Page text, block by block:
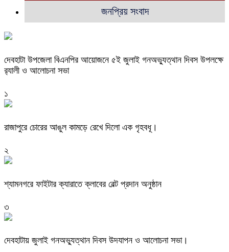
জনপ্রিয় সংবাদ
দেবহাটা উপজেলা বিএনপির আয়োজনে ৫ই জুলাই গনঅভ্যুত্থান দিবস উপলক্ষে
র‍্যালী ও আলোচনা সভা
১
রাজাপুরে চোরের আঙুল কামড়ে রেখে দিলো এক গৃহবধূ।
২
শ্যামনগরে ফাইটার ক্যারাতে ক্লাবের বেল্ট প্রদান অনুষ্ঠান
৩
দেবহাটায় জুলাই গনঅভ্যুত্থান দিবস উদযাপন ও আলোচনা সভা।